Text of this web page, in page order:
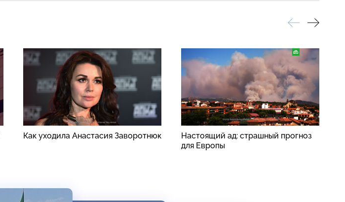
Как уходила Анастасия Заворотнюк
Настоящий ад: страшный прогноз
для Европы